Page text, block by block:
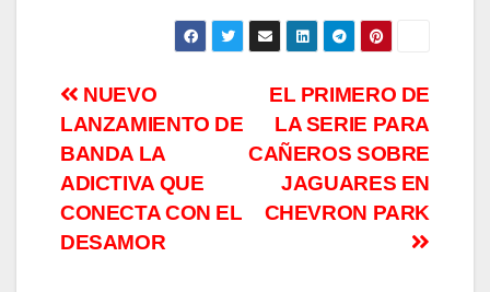
Navegación
de
entradas
EL PRIMERO DE
LA SERIE PARA
CAÑEROS SOBRE
JAGUARES EN
CHEVRON PARK
NUEVO
LANZAMIENTO DE
BANDA LA
ADICTIVA QUE
CONECTA CON EL
DESAMOR